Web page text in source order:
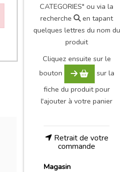
CATEGORIES" ou via la
recherche
en tapant
quelques lettres du nom du
produit
Cliquez ensuite sur le
bouton
sur la
fiche du produit pour
l'ajouter à votre panier
Retrait de votre
commande
Magasin